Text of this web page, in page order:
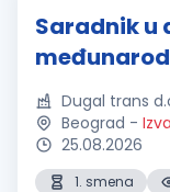
Saradnik u
Dugal trans
Beograd -
25.08.2026
1. smena